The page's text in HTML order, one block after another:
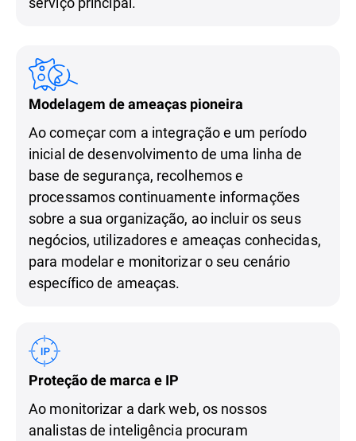
Modelagem de ameaças pioneira
Ao começar com a integração e um período
inicial de desenvolvimento de uma linha de
base de segurança, recolhemos e
processamos continuamente informações
sobre a sua organização, ao incluir os seus
negócios, utilizadores e ameaças conhecidas,
para modelar e monitorizar o seu cenário
específico de ameaças.
Proteção de marca e IP
Ao monitorizar a dark web, os nossos
analistas de inteligência procuram